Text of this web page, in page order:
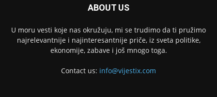
ABOUT US
U moru vesti koje nas okružuju, mi se trudimo da ti pružimo
najrelevantnije i najinteresantnije priče, iz sveta politike,
ekonomije, zabave i još mnogo toga.
Contact us: info@vijestix.com